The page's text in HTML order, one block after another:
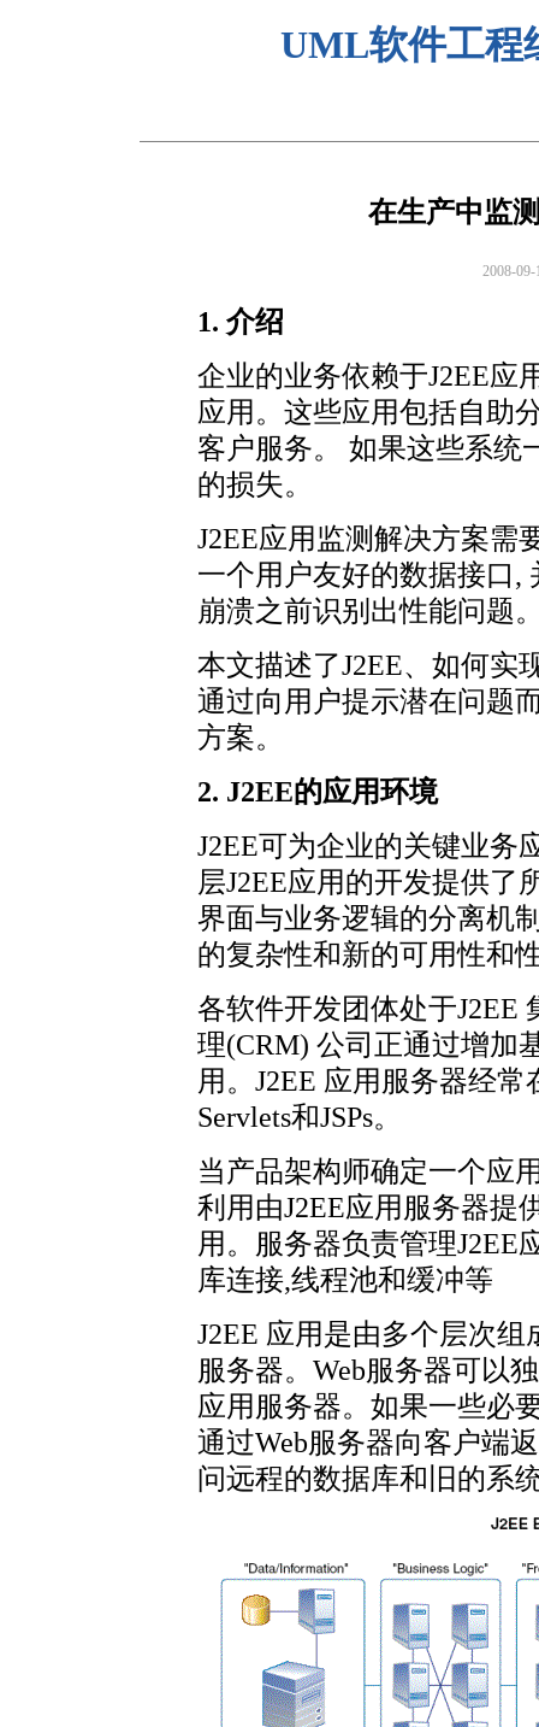
UML软件工程
在生产中监
2008-09-
1. 介绍
企业的业务依赖于J2EE应
应用。这些应用包括自助
客户服务。 如果这些系统
的损失。
J2EE应用监测解决方案需
一个用户友好的数据接口,
崩溃之前识别出性能问题
本文描述了J2EE、如何实
通过向用户提示潜在问题
方案。
2. J2EE的应用环境
J2EE可为企业的关键业务
层J2EE应用的开发提供了
界面与业务逻辑的分离机
的复杂性和新的可用性和
各软件开发团体处于J2EE
理(CRM) 公司正通过增加
用。J2EE 应用服务器经
Servlets和JSPs。
当产品架构师确定一个应
利用由J2EE应用服务器提
用。服务器负责管理J2EE
库连接,线程池和缓冲等
J2EE 应用是由多个层次组
服务器。Web服务器可以
应用服务器。如果一些必
通过Web服务器向客户端
问远程的数据库和旧的系